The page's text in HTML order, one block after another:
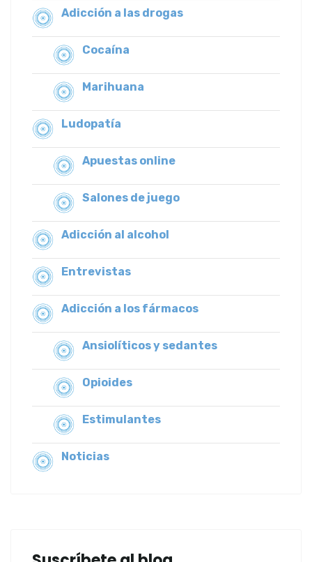
Adicción a las drogas
Cocaína
Marihuana
Ludopatía
Apuestas online
Salones de juego
Adicción al alcohol
Entrevistas
Adicción a los fármacos
Ansiolíticos y sedantes
Opioides
Estimulantes
Noticias